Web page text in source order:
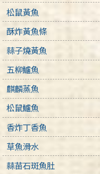
松鼠黃魚
酥炸黃魚條
蒜子燒黃魚
五柳鱸魚
麒麟蒸魚
松鼠鱸魚
香炸丁香魚
草魚滑水
蒜苗石斑魚肚